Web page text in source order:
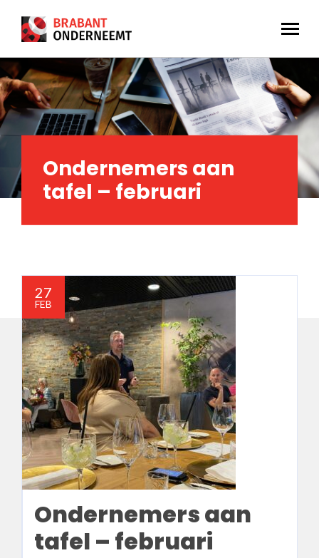
Ondernemers aan
tafel – februari
27
FEB
Ondernemers aan
tafel – februari